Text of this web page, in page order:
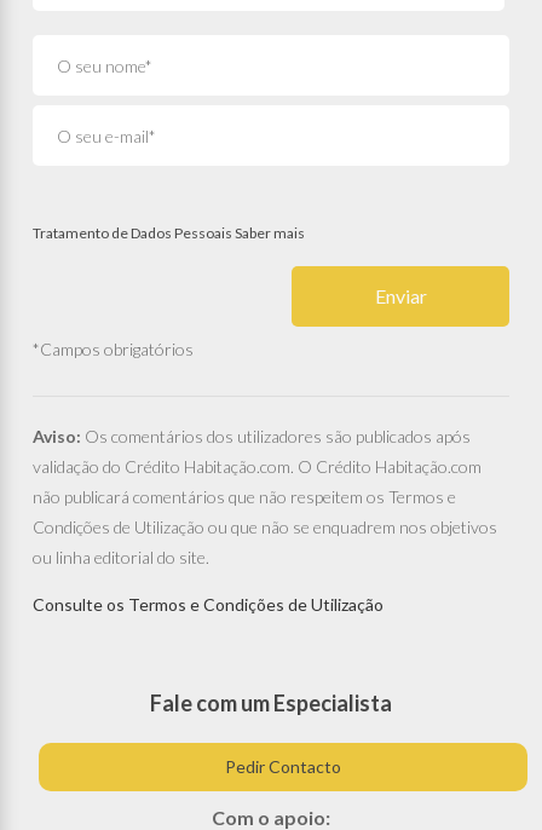
Tratamento de Dados Pessoais Saber mais
Enviar
*Campos obrigatórios
Aviso: Os comentários dos utilizadores são publicados após
validação do Crédito Habitação.com. O Crédito Habitação.com
não publicará comentários que não respeitem os Termos e
Condições de Utilização ou que não se enquadrem nos objetivos
ou linha editorial do site.
Consulte os Termos e Condições de Utilização
Fale com um Especialista
Pedir Contacto
Com o apoio: